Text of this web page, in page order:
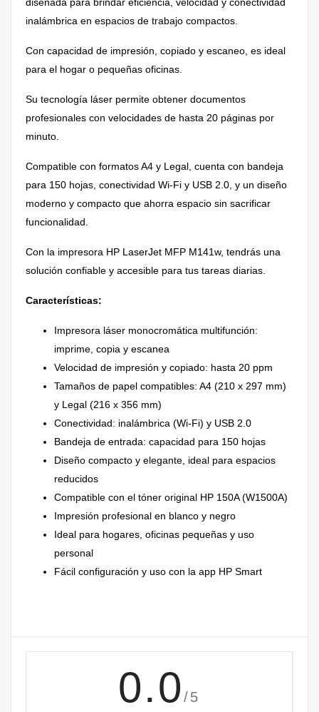
inalámbrica en espacios de trabajo compactos.
Con capacidad de impresión, copiado y escaneo, es ideal
para el hogar o pequeñas oficinas.
Su tecnología láser permite obtener documentos
profesionales con velocidades de hasta 20 páginas por
minuto.
Compatible con formatos A4 y Legal, cuenta con bandeja
para 150 hojas, conectividad Wi-Fi y USB 2.0, y un diseño
moderno y compacto que ahorra espacio sin sacrificar
funcionalidad.
Con la impresora HP LaserJet MFP M141w, tendrás una
solución confiable y accesible para tus tareas diarias.
Características:
Impresora láser monocromática multifunción:
imprime, copia y escanea
Velocidad de impresión y copiado: hasta 20 ppm
Tamaños de papel compatibles: A4 (210 x 297 mm)
y Legal (216 x 356 mm)
Conectividad: inalámbrica (Wi-Fi) y USB 2.0
Bandeja de entrada: capacidad para 150 hojas
Diseño compacto y elegante, ideal para espacios
reducidos
Compatible con el tóner original HP 150A (W1500A)
Impresión profesional en blanco y negro
Ideal para hogares, oficinas pequeñas y uso
personal
Fácil configuración y uso con la app HP Smart
0.0 /5